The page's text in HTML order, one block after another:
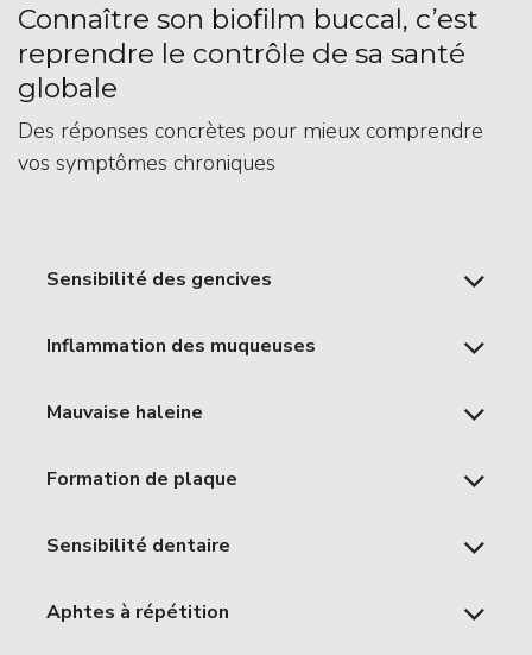
Connaître son biofilm buccal, c’est
reprendre le contrôle de sa santé
globale
Des réponses concrètes pour mieux comprendre
vos symptômes chroniques
Sensibilité des gencives
Inflammation des muqueuses
Mauvaise haleine
Formation de plaque
Sensibilité dentaire
Aphtes à répétition